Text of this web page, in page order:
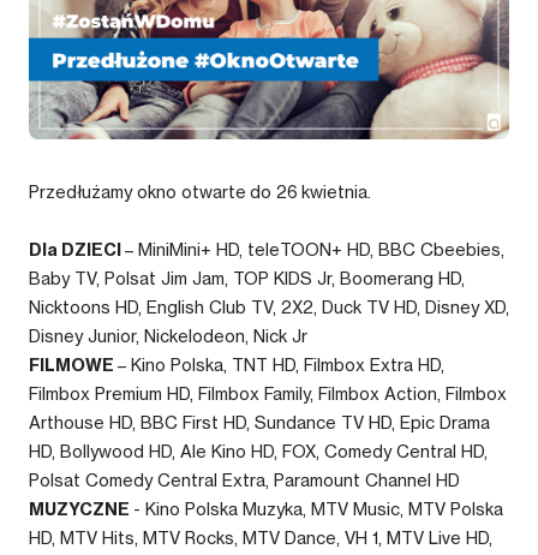
Przedłużamy okno otwarte do 26 kwietnia.
Dla DZIECI– MiniMini+ HD, teleTOON+ HD, BBC Cbeebies,
Baby TV, Polsat Jim Jam, TOP KIDS Jr, Boomerang HD,
Nicktoons HD, English Club TV, 2X2, Duck TV HD, Disney XD,
Disney Junior, Nickelodeon, Nick Jr
FILMOWE – Kino Polska, TNT HD, Filmbox Extra HD,
Filmbox Premium HD, Filmbox Family, Filmbox Action, Filmbox
Arthouse HD, BBC First HD, Sundance TV HD, Epic Drama
HD, Bollywood HD, Ale Kino HD, FOX, Comedy Central HD,
Polsat Comedy Central Extra, Paramount Channel HD
MUZYCZNE - Kino Polska Muzyka, MTV Music, MTV Polska
HD, MTV Hits, MTV Rocks, MTV Dance, VH 1, MTV Live HD,